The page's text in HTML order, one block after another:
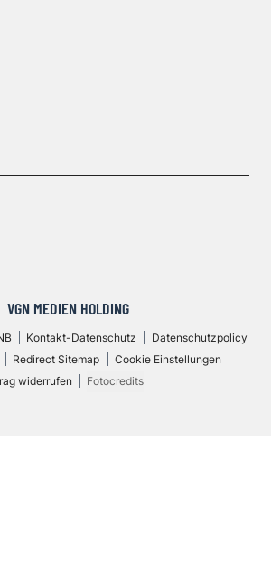
VGN MEDIEN HOLDING
Kontakt-Datenschutz
Datenschutzpolicy
Redirect Sitemap
Cookie Einstellungen
widerrufen
Fotocredits